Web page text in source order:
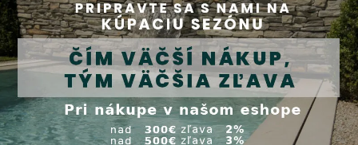
Doprava a platba
Tovar zasielame prepravnými službami Packeta (3000+
výdajných miest na Slovensku) a SDS. Tovar je možné po